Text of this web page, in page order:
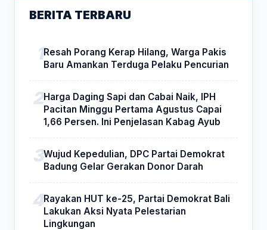
BERITA TERBARU
Resah Porang Kerap Hilang, Warga Pakis
Baru Amankan Terduga Pelaku Pencurian
Harga Daging Sapi dan Cabai Naik, IPH
Pacitan Minggu Pertama Agustus Capai
1,66 Persen. Ini Penjelasan Kabag Ayub
Wujud Kepedulian, DPC Partai Demokrat
Badung Gelar Gerakan Donor Darah
Rayakan HUT ke-25, Partai Demokrat Bali
Lakukan Aksi Nyata Pelestarian
Lingkungan